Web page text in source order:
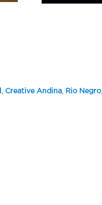
Creative Andina, Rio Negro,